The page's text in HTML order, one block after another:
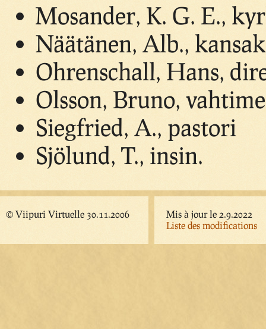
Mosander, K. G. E.,
Näätänen, Alb.,
Ohrenschall, Hans,
Olsson, Bruno,
Siegfried, A., pastori
Sjölund, T., insin.
© Viipuri Virtuelle 30.11.2006
Mis à jour le 2.9.2022
Liste des modifications